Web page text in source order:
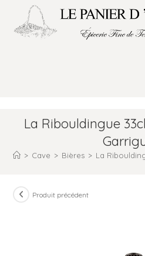
La Ribouldingue
> Cave > Bières > La
Produit précédent